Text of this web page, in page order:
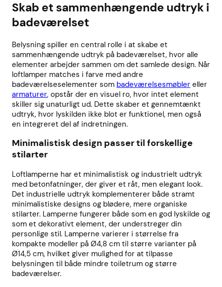
Skab et sammenhængende udtryk i
badeværelset
Belysning spiller en central rolle i at skabe et
sammenhængende udtryk på badeværelset, hvor alle
elementer arbejder sammen om det samlede design. Når
loftlamper matches i farve med andre
badeværelseselementer som badeværelsesmøbler eller
armaturer, opstår der en visuel ro, hvor intet element
skiller sig unaturligt ud. Dette skaber et gennemtænkt
udtryk, hvor lyskilden ikke blot er funktionel, men også
en integreret del af indretningen.
Minimalistisk design passer til forskellige
stilarter
Loftlamperne har et minimalistisk og industrielt udtryk
med betonfatninger, der giver et råt, men elegant look.
Det industrielle udtryk komplementerer både stramt
minimalistiske designs og blødere, mere organiske
stilarter. Lamperne fungerer både som en god lyskilde og
som et dekorativt element, der understreger din
personlige stil. Lamperne varierer i størrelse fra
kompakte modeller på Ø4,8 cm til større varianter på
Ø14,5 cm, hvilket giver mulighed for at tilpasse
belysningen til både mindre toiletrum og større
badeværelser.